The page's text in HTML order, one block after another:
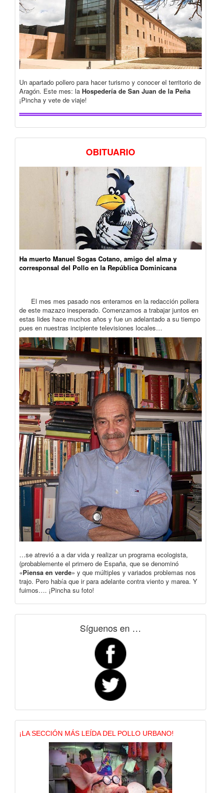
Un apartado pollero para hacer turismo y conocer el territorio de
Aragón. Este mes: la Hospedería de San Juan de la Peña
¡Pincha y vete de viaje!
OBITUARIO
Ha muerto Manuel Sogas Cotano, amigo del alma y
corresponsal del Pollo en la República Dominicana
El mes mes pasado nos enteramos en la redacción pollera
de este mazazo inesperado. Comenzamos a trabajar juntos en
estas lides hace muchos años y fue un adelantado a su tiempo
pues en nuestras incipiente televisiones locales…
…se atrevió a a dar vida y realizar un programa ecologista,
(probablemente el primero de España, que se denominó
«Piensa en verde» y que múltiples y variados problemas nos
trajo. Pero había que ir para adelante contra viento y marea. Y
fuimos…. ¡Pincha su foto!
Síguenos en …
¡LA SECCIÓN MÁS LEÍDA DEL POLLO URBANO!